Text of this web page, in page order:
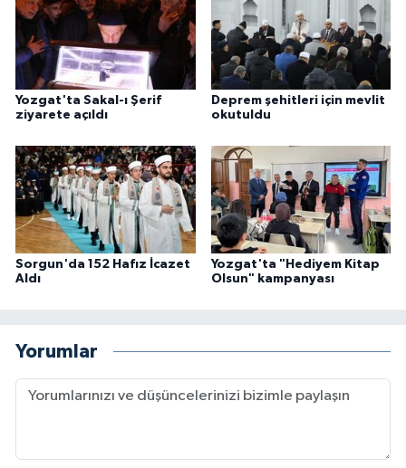
Yozgat'ta Sakal-ı Şerif
ziyarete açıldı
Deprem şehitleri için mevlit
okutuldu
Sorgun'da 152 Hafız İcazet
Aldı
Yozgat'ta "Hediyem Kitap
Olsun" kampanyası
Yorumlar
Giresun Müftülüğü
Gümüşhane Müftülüğü
Hakkari Müftülüğü
Hatay Müftülüğü
Iğdır Müftülüğü
Isparta Müftülüğü
İzmir Müftülüğü
Kahramanmaraş Müftülüğü